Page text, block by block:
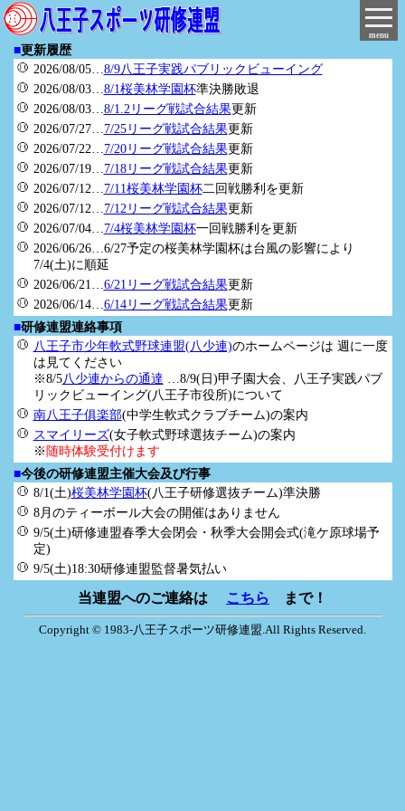
menu
■更新履歴
2026/08/05…8/9八王子実践パブリックビューイング
2026/08/03…8/1桜美林学園杯準決勝敗退
2026/08/03…8/1.2リーグ戦試合結果更新
2026/07/27…7/25リーグ戦試合結果更新
2026/07/22…7/20リーグ戦試合結果更新
2026/07/19…7/18リーグ戦試合結果更新
2026/07/12…7/11桜美林学園杯二回戦勝利を更新
2026/07/12…7/12リーグ戦試合結果更新
2026/07/04…7/4桜美林学園杯一回戦勝利を更新
2026/06/26…6/27予定の桜美林学園杯は台風の影響により
7/4(土)に順延
2026/06/21…6/21リーグ戦試合結果更新
2026/06/14…6/14リーグ戦試合結果更新
■研修連盟連絡事項
八王子市少年軟式野球連盟(八少連)のホームページは 週に一度
は見てください
※8/5八少連からの通達 …8/9(日)甲子園大会、八王子実践パブ
リックビューイング(八王子市役所)について
南八王子俱楽部(中学生軟式クラブチーム)の案内
スマイリーズ(女子軟式野球選抜チーム)の案内
※ 随時体験受付けます
■今後の研修連盟主催大会及び行事
8/1(土)桜美林学園杯(八王子研修選抜チーム)準決勝
8月のティーボール大会の開催はありません
9/5(土)研修連盟春季大会閉会・秋季大会開会式(滝ケ原球場予
定)
9/5(土)18:30研修連盟監督暑気払い
当連盟へのご連絡は こちら まで！
Copyright © 1983-八王子スポーツ研修連盟.All Rights Reserved.